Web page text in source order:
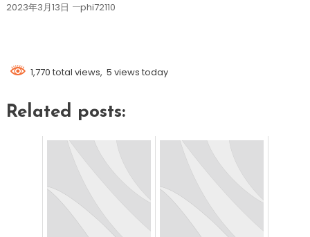
2023年3月13日 phi72110
1,770 total views, 5 views today
Related posts: